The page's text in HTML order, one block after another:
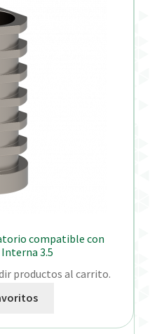
compatible con
3.5
productos al carrito.